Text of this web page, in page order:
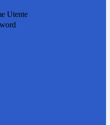
Utente